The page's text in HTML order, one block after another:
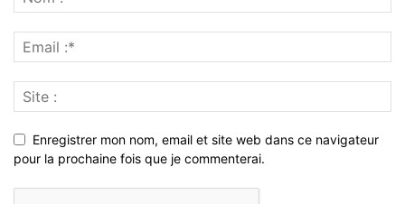
Enregistrer mon nom, email et site web dans ce navigateur
pour la prochaine fois que je commenterai.